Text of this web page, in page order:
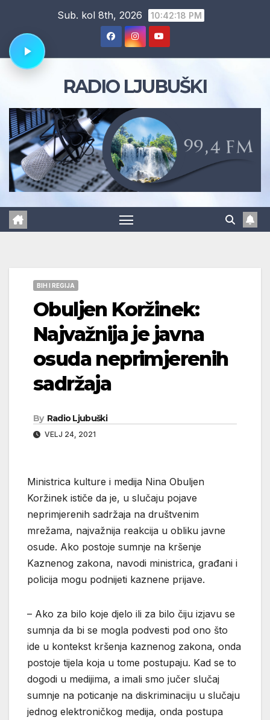
content
Sub. kol 8th, 2026 10:42:19 PM
RADIO LJUBUŠKI
BIH I REGIJA
Obuljen Koržinek:
Najvažnija je javna
osuda neprimjerenih
sadržaja
By Radio Ljubuški
VELJ 24, 2021
Ministrica kulture i medija Nina Obuljen
Koržinek ističe da je, u slučaju pojave
neprimjerenih sadržaja na društvenim
mrežama, najvažnija reakcija u obliku javne
osude. Ako postoje sumnje na kršenje
Kaznenog zakona, navodi ministrica, građani i
policija mogu podnijeti kaznene prijave.
– Ako za bilo koje djelo ili za bilo čiju izjavu se
sumnja da bi se mogla podvesti pod ono što
ide u kontekst kršenja kaznenog zakona, onda
postoje tijela koja u tome postupaju. Kad se to
dogodi u medijima, a imali smo jučer slučaj
sumnje na poticanje na diskriminaciju u slučaju
jednog elektroničkog medija, onda postupa